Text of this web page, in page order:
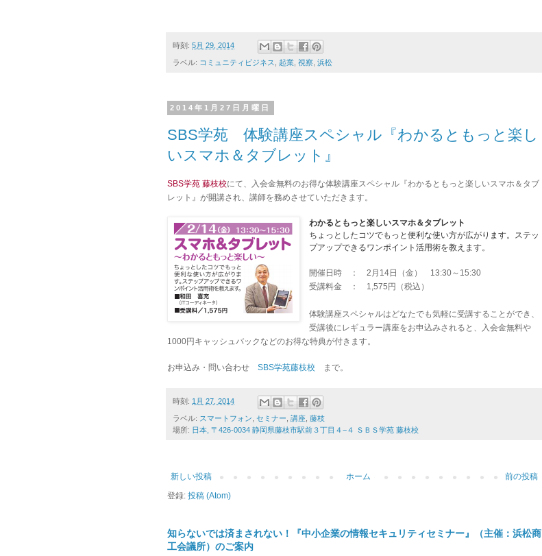
時刻: 5月 29, 2014
ラベル: コミュニティビジネス 起業 視察 浜松
2014年1月27日月曜日
SBS学苑 体験講座スペシャル『わかるともっと楽し
いスマホ＆タブレット』
SBS学苑 藤枝校にて、入会金無料のお得な体験講座スペシャル『わかるともっと楽しいスマホ＆タブ
レット』 が開講され、講師を務めさせていただきます。
わかるともっと楽しいスマホ＆タブレット
ちょっとしたコツでもっと便利な使い方が広がります。ステッ
プアップできるワンポイント活用術を教えます。
開催日時 ： 2月14日（金） 13:30～15:30
受講料金 ： 1,575円（税込）
体験講座スペシャルはどなたでも気軽に受講することができ、
受講後にレギュラー講座をお申込みされると、入会金無料や
1000円キャッシュバックなどのお得な特典が付きます。
お申込み・問い合わせ SBS学苑藤枝校 まで。
時刻: 1月 27, 2014
ラベル: スマートフォン セミナー 講座 藤枝
場所: 日本, 〒426-0034 静岡県藤枝市駅前３丁目４−４ ＳＢＳ学苑 藤枝校
新しい投稿 前の投稿
ホーム
登録: 投稿 (Atom)
知らないでは済まされない！『中小企業の情報セキュリティセミナー』（主催：浜松商
工会議所）のご案内